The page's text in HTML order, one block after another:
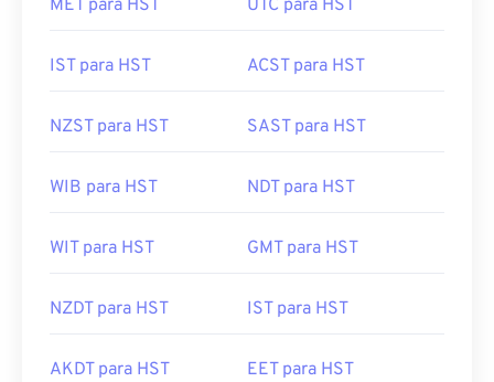
MET para HST UTC para HST
IST para HST ACST para HST
NZST para HST SAST para HST
WIB para HST NDT para HST
WIT para HST GMT para HST
NZDT para HST IST para HST
AKDT para HST EET para HST